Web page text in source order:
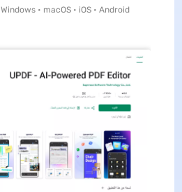
Windows • macOS • iOS • Android